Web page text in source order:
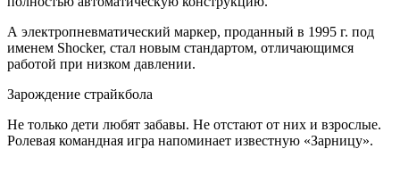
А электропневматический маркер, проданный в 1995 г. под
именем Shocker, стал новым стандартом, отличающимся
работой при низком давлении.
Зарождение страйкбола
Не только дети любят забавы. Не отстают от них и взрослые.
Ролевая командная игра напоминает известную «Зарницу».